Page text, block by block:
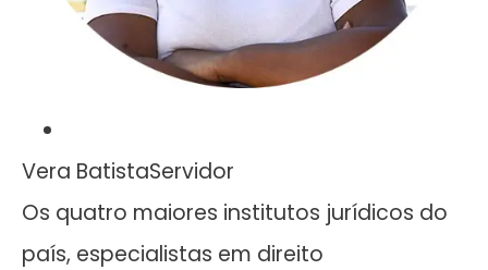
Vera BatistaServidor
Os quatro maiores institutos jurídicos do
país, especialistas em direito